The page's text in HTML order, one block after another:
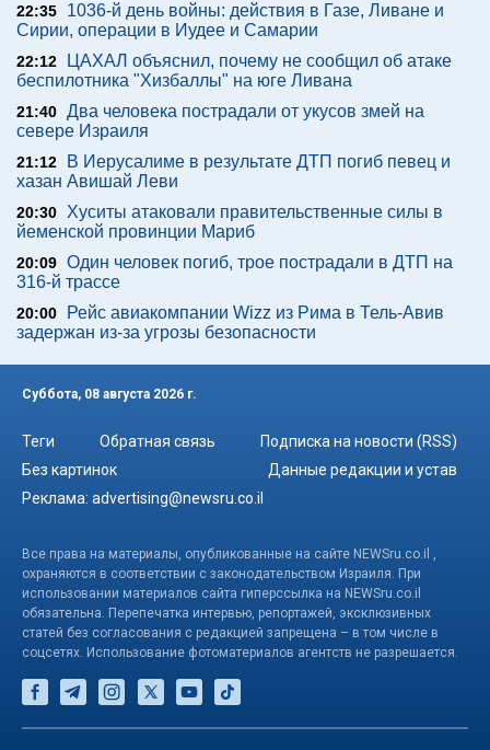
22:35
1036-й день войны: действия в Газе, Ливане и
Сирии, операции в Иудее и Самарии
22:12
ЦАХАЛ объяснил, почему не сообщил об атаке
беспилотника "Хизбаллы" на юге Ливана
21:40 Два человека пострадали от укусов змей на
севере Израиля
21:12
В Иерусалиме в результате ДТП погиб певец и
хазан Авишай Леви
20:30 Хуситы атаковали правительственные силы в
йеменской провинции Мариб
20:09 Один человек погиб, трое пострадали в ДТП на
316-й трассе
20:00
Рейс авиакомпании Wizz из Рима в Тель-Авив
задержан из-за угрозы безопасности
Суббота, 08 августа 2026 г.
Теги Обратная связь
Подписка на новости (RSS)
Без картинок
Данные редакции и устав
Реклама: advertising@newsru.co.il
Все права на материалы, опубликованные на сайте NEWSru.co.il ,
охраняются в соответствии с законодательством Израиля. При
использовании материалов сайта гиперссылка на NEWSru.co.il
обязательна. Перепечатка интервью, репортажей, эксклюзивных
статей без согласования с редакцией запрещена – в том числе в
соцсетях. Использование фотоматериалов агентств не разрешается.